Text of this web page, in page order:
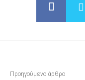
Προηγούμενο άρθρο